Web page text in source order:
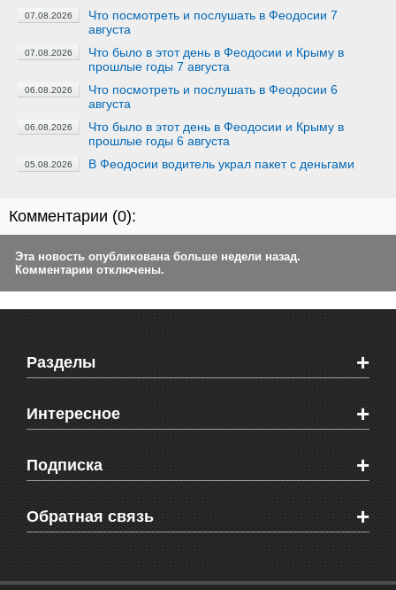
07.08.2026
Что посмотреть и послушать в Феодосии 7
августа
07.08.2026
Что было в этот день в Феодосии и Крыму в
прошлые годы 7 августа
06.08.2026
Что посмотреть и послушать в Феодосии 6
августа
06.08.2026
Что было в этот день в Феодосии и Крыму в
прошлые годы 6 августа
05.08.2026 В Феодосии водитель украл пакет с деньгами
Комментарии (0):
Эта новость опубликована больше недели назад.
Комментарии отключены.
Разделы +
Новости Феодосии
Новости Крыма
Мировые новости
Объявления
Здоровье
СМС мнения читателей
Интересное +
Видео о Феодосии
Веб-камеры Феодосии
Блоги феодосийцев
Школы Феодосии
Подписка +
Печатная версия газеты "Кафа"
RSS
Обратная связь +
Рекламодателям
Контактная информация